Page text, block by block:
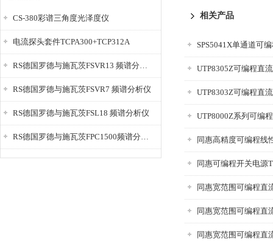
CS-380彩谱三角度光泽度仪
电流探头套件TCPA300+TCP312A
RS德国罗德与施瓦茨FSVR13 频谱分析仪
RS德国罗德与施瓦茨FSVR7 频谱分析仪
RS德国罗德与施瓦茨FSL18 频谱分析仪
RS德国罗德与施瓦茨FPC1500频谱分析仪
相关产品
SPS5041X单通道可
UTP8305Z可编程直
UTP8303Z可编程直
UTP8000Z系列可编
同惠高精度可编程线
同惠可编程开关电源
同惠宽范围可编程直
同惠宽范围可编程直